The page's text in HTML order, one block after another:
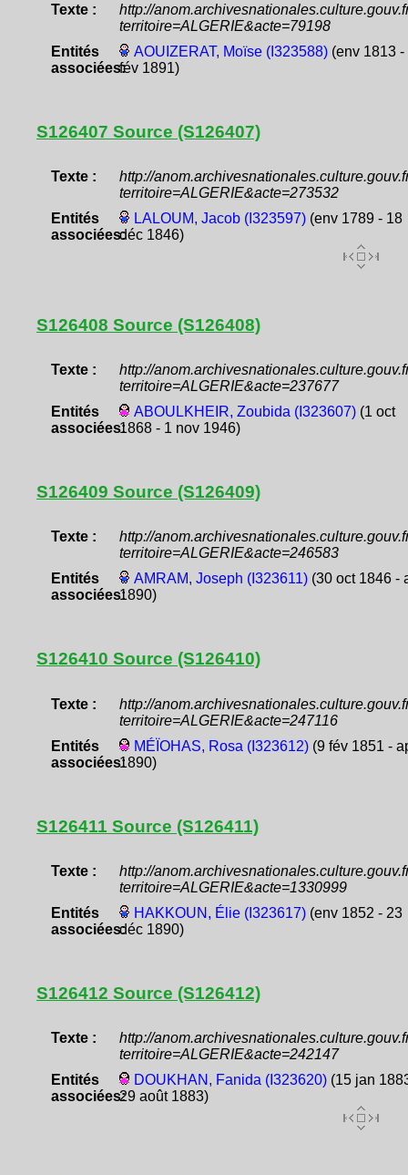
Texte :
http://
territoire=ALGERIE&acte=79198
Entités
associées:
AOUIZERAT, Moïse (I323588)(env 1813 -
fév 1891)
S126407 Source (S126407)
Texte :
http://
territoire=ALGERIE&acte=273532
Entités
associées:
LALOUM, Jacob (I323597)(env 1789 - 18
déc 1846)
S126408 Source (S126408)
Texte :
http://
territoire=ALGERIE&acte=237677
Entités
associées:
ABOULKHEIR, Zoubida (I323607)(1 oct
1868 - 1 nov 1946)
S126409 Source (S126409)
Texte :
http://
territoire=ALGERIE&acte=246583
Entités
associées:
AMRAM, Joseph (I323611)(30 oct 1846 -
1890)
S126410 Source (S126410)
Texte :
http://
territoire=ALGERIE&acte=247116
Entités
associées:
MÉÏOHAS, Rosa (I323612)(9 fév 1851 -
1890)
S126411 Source (S126411)
Texte :
http://
territoire=ALGERIE&acte=1330999
Entités
associées:
HAKKOUN, Élie (I323617)(env 1852 - 23
déc 1890)
S126412 Source (S126412)
Texte :
http://
territoire=ALGERIE&acte=242147
Entités
associées:
DOUKHAN, Fanida (I323620)(15 jan
29 août 1883)